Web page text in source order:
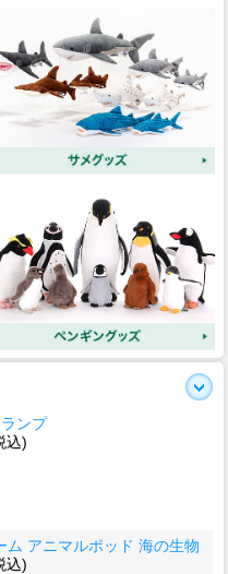
ンプ
込)
ム アニマルポッド 海の生物
込)